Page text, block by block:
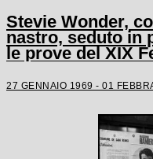
Stevie Wonder,
nastro, seduto in
le prove del XIX
27 GENNAIO 1969 - 01